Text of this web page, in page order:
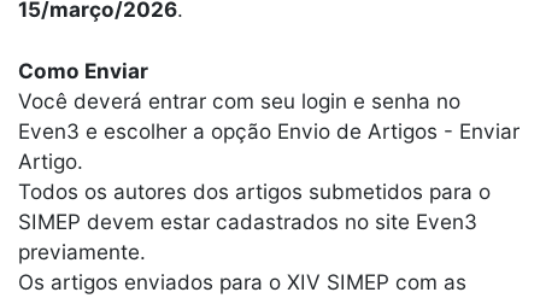
15/março/2026.
Como Enviar
Você deverá entrar com seu login e senha no
Even3 e escolher a opção Envio de Artigos - Enviar
Artigo.
Todos os autores dos artigos submetidos para o
SIMEP devem estar cadastrados no site Even3
previamente.
Os artigos enviados para o XIV SIMEP com as